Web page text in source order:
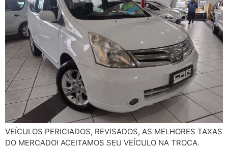
VEÍCULOS PERICIADOS, REVISADOS, AS MELHORES TAXAS
DO MERCADO! ACEITAMOS SEU VEÍCULO NA TROCA.